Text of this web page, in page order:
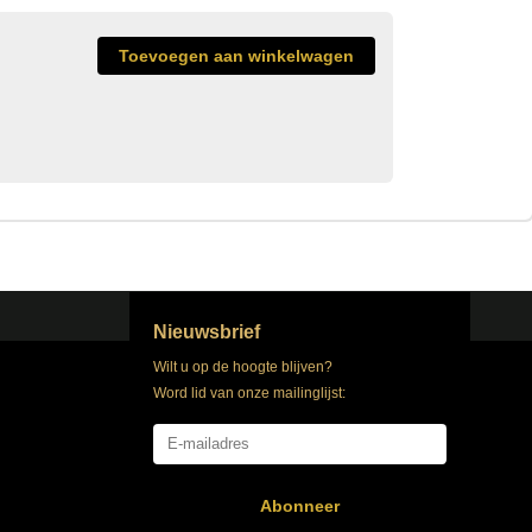
Nieuwsbrief
Wilt u op de hoogte blijven?
Word lid van onze mailinglijst:
Abonneer